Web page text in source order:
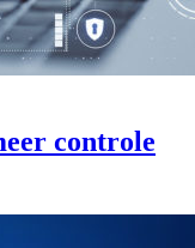
controle